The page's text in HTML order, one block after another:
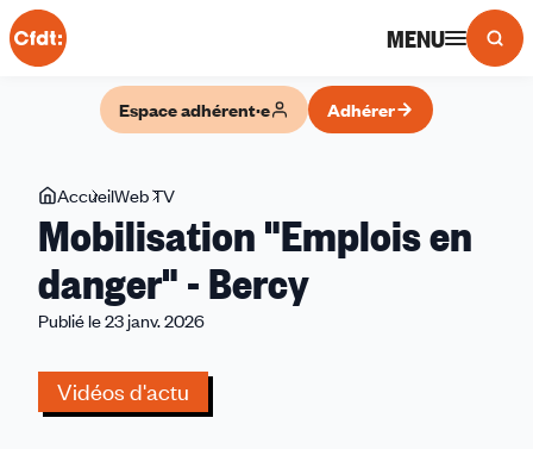
Panneau de gestion des cookies
MENU
Espace adhérent·e Adhérer
Vous
êtes
ici
AccueilWeb TV
"Emplois
en
danger"
-
Mobilisation "Emplois en
danger" - Bercy
Publié le 23 janv. 2026
Vidéos d'actu